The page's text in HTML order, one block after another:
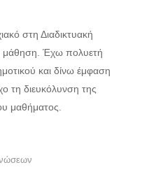
στη Διαδικτυακή
μάθηση. Έχω πολυετή
και δίνω έμφαση
τη διευκόλυνση της
μαθήματος.